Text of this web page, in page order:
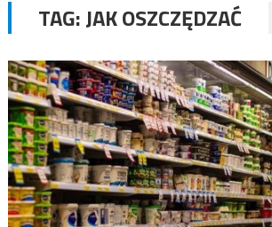
TAG:JAK OSZCZĘDZAĆ